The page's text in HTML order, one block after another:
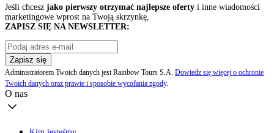
Jeśli chcesz jako pierwszy otrzymać najlepsze oferty i inne wiadomości
marketingowe wprost na Twoją skrzynkę,
ZAPISZ SIĘ NA NEWSLETTER:
Zapisz się
Administratorem Twoich danych jest Rainbow Tours S.A. Dowiedz się więcej o ochronie
Twoich danych oraz prawie i sposobie wycofania zgody.
O nas